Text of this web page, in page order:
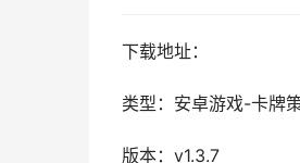
下载地址：
类型：安卓游戏-卡牌
版本：v1.3.7